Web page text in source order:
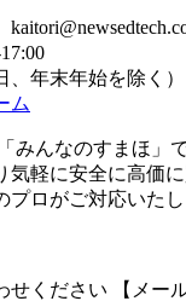
、年末年始を除く）
ム
みんなのすまほ」
気軽に安全に高価
プロがご対応いたし
せください
【メー